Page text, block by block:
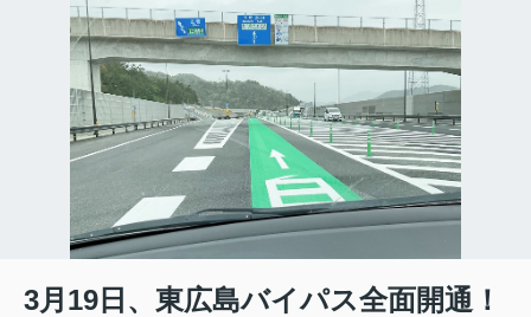
3月19日、東広島バイパス全面開通！